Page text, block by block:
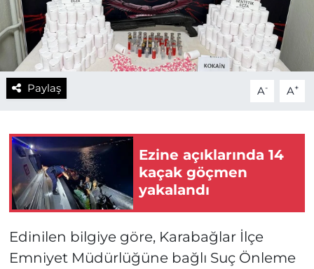
Paylaş A- A+
Ezine açıklarında 14
kaçak göçmen
yakalandı
Edinilen bilgiye göre, Karabağlar İlçe
Emniyet Müdürlüğüne bağlı Suç Önleme